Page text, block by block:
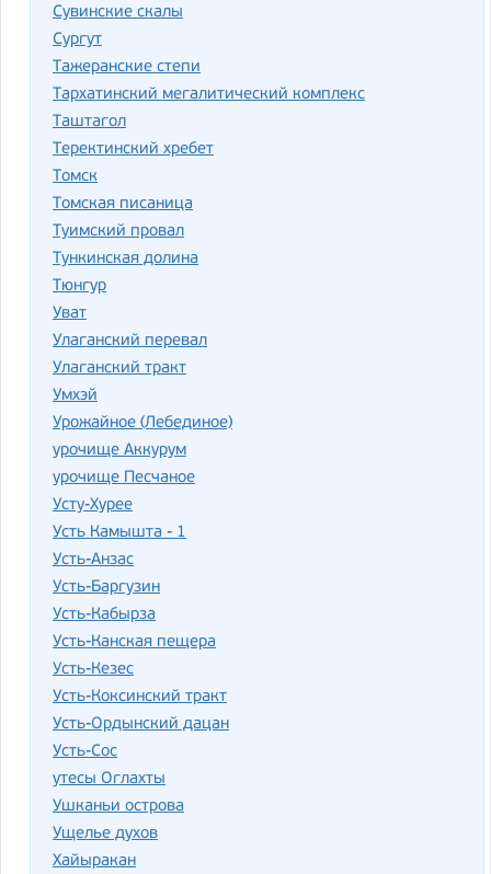
Сувинские скалы
Сургут
Тажеранские степи
Тархатинский мегалитический комплекс
Таштагол
Теректинский хребет
Томск
Томская писаница
Туимский провал
Тункинская долина
Тюнгур
Уват
Улаганский перевал
Улаганский тракт
Умхэй
Урожайное (Лебединое)
урочище Аккурум
урочище Песчаное
Усту-Хурее
Усть Камышта - 1
Усть-Анзас
Усть-Баргузин
Усть-Кабырза
Усть-Канская пещера
Усть-Кезес
Усть-Коксинский тракт
Усть-Ордынский дацан
Усть-Сос
утесы Оглахты
Ушканьи острова
Ущелье духов
Хайыракан